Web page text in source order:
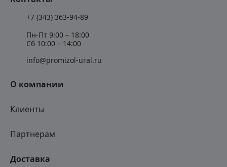
О компании
Клиенты
Партнерам
Доставка
+7 (343) 363-94-89
Пн-Пт 9:00 – 18:00
Сб 10:00 – 14:00
info@promizol-ural.ru